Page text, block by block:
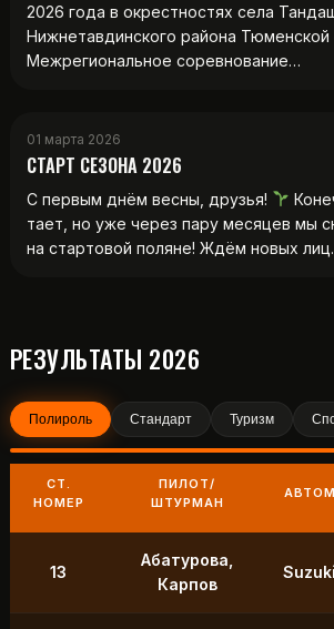
2026 года в окрестностях села
Нижнетавдинского района
Межрегиональное соревнование…
01 марта 2026
СТАРТ СЕЗОНА 2026
С первым днём весны, друзья!
тает, но уже через пару месяцев мы
на стартовой поляне! Ждём новых
РЕЗУЛЬТАТЫ 2026
Полироль Стандарт Туризм
СТ.
НОМЕР
ПИЛОТ/
ШТУРМАН
13
Абатурова,
Карпов